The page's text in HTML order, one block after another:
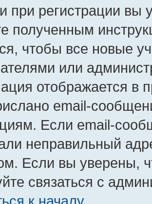
при регистрации вы
полученным
чтобы все новые
или
отображается в
email-
Если email-
неправильный
Если вы уверены,
связаться с
к началу